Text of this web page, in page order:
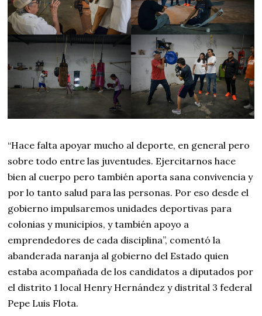
“Hace falta apoyar mucho al deporte, en general pero
sobre todo entre las juventudes. Ejercitarnos hace
bien al cuerpo pero también aporta sana convivencia y
por lo tanto salud para las personas. Por eso desde el
gobierno impulsaremos unidades deportivas para
colonias y municipios, y también apoyo a
emprendedores de cada disciplina”, comentó la
abanderada naranja al gobierno del Estado quien
estaba acompañada de los candidatos a diputados por
el distrito 1 local Henry Hernández y distrital 3 federal
Pepe Luis Flota.